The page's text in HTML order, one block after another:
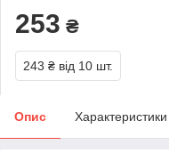
253 ₴
243 ₴ від 10 шт.
Опис Характеристики